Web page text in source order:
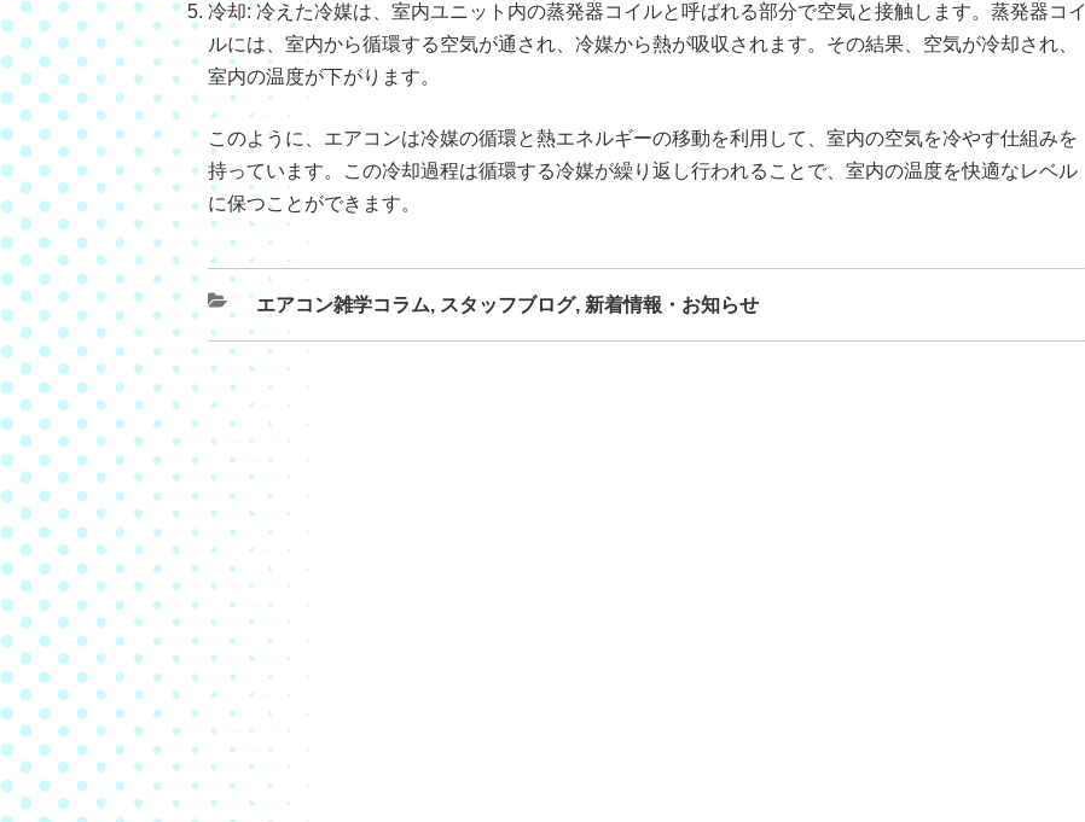
冷却: 冷えた冷媒は、室内ユニット内の蒸発器コイルと呼ばれる部分で空気と接触します。蒸発器コイ
ルには、室内から循環する空気が通され、冷媒から熱が吸収されます。その結果、空気が冷却され、
室内の温度が下がります。
このように、エアコンは冷媒の循環と熱エネルギーの移動を利用して、室内の空気を冷やす仕組みを
持っています。この冷却過程は循環する冷媒が繰り返し行われることで、室内の温度を快適なレベル
に保つことができます。
エアコン雑学コラム, スタッフブログ, 新着情報・お知らせ